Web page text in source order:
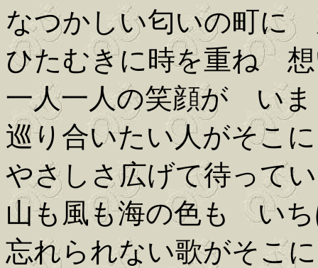
なつかしい匂いの町に
ひたむきに時を重ね
一人一人の笑顔が い
巡り合いたい人がそこ
やさしさ広げて待って
山も風も海の色も い
忘れられない歌がそこ